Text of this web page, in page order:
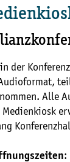
der
Alle
: